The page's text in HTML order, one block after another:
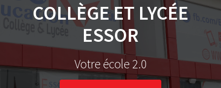
COLLÈGE ET LYCÉE
ESSOR
Votre école 2.0